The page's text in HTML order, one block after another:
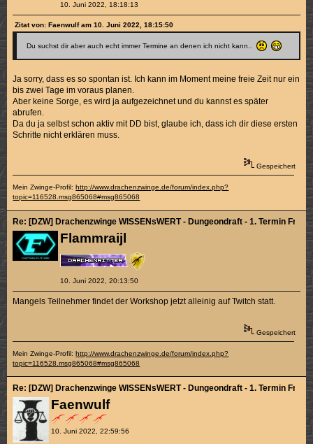
10. Juni 2022, 18:18:13
Zitat von: Faenwulf am 10. Juni 2022, 18:15:50
Du suchst dir aber auch echt immer Termine an denen ich nicht kann..
Ja sorry, dass es so spontan ist. Ich kann im Moment meine freie Zeit nur ein
bis zwei Tage im voraus planen.
Aber keine Sorge, es wird ja aufgezeichnet und du kannst es später
abrufen.
Da du ja selbst schon aktiv mit DD bist, glaube ich, dass ich dir diese ersten
Schritte nicht erklären muss.
Gespeichert
Mein Zwinge-Profil:http://www.drachenzwinge.de/forum/index.php?
topic=116528.msg865068#msg865068
Flammraijl
10. Juni 2022, 20:13:50
Re: [DZW] Drachenzwinge WISSENsWERT - Dungeondraft - 1. Termin Fr.
Mangels Teilnehmer findet der Workshop jetzt alleinig auf Twitch statt.
Gespeichert
Mein Zwinge-Profil:http://www.drachenzwinge.de/forum/index.php?
topic=116528.msg865068#msg865068
Faenwulf
10. Juni 2022, 22:59:56
Re: [DZW] Drachenzwinge WISSENsWERT - Dungeondraft - 1. Termin Fr.